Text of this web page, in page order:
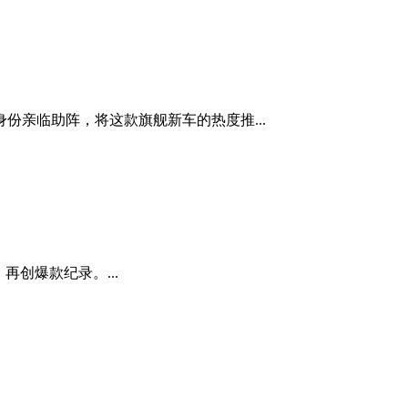
亲临助阵，将这款旗舰新车的热度推...
创爆款纪录。...